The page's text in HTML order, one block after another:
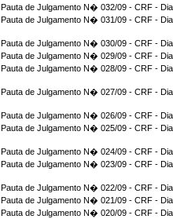
Pauta de Julgamento N� 032/09 - CRF -
Pauta de Julgamento N� 031/09 - CRF -
Pauta de Julgamento N� 030/09 - CRF -
Pauta de Julgamento N� 029/09 - CRF -
Pauta de Julgamento N� 028/09 - CRF -
Pauta de Julgamento N� 027/09 - CRF -
Pauta de Julgamento N� 026/09 - CRF -
Pauta de Julgamento N� 025/09 - CRF -
Pauta de Julgamento N� 024/09 - CRF -
Pauta de Julgamento N� 023/09 - CRF -
Pauta de Julgamento N� 022/09 - CRF -
Pauta de Julgamento N� 021/09 - CRF -
Pauta de Julgamento N� 020/09 - CRF -